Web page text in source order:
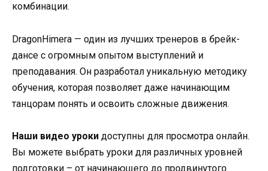
комбинации.
DragonHimera — один из лучших тренеров в брейк-
дансе с огромным опытом выступлений и
преподавания. Он разработал уникальную методику
обучения, которая позволяет даже начинающим
танцорам понять и освоить сложные движения.
Наши видео уроки доступны для просмотра онлайн.
Вы можете выбрать уроки для различных уровней
подготовки – от начинающего до продвинутого.